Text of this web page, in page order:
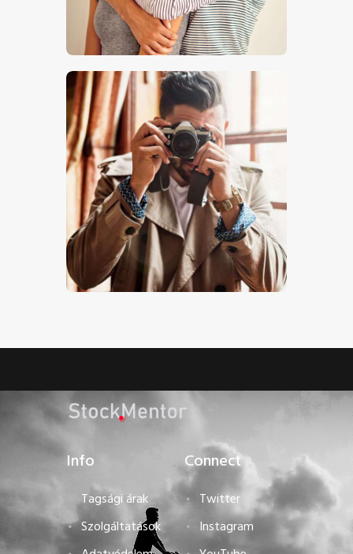
€5 .00 €0.00
Férfi Kamerával – Stock Image
00
Info
Tagsági árak
Szolgáltatások
Connect
Twitter
Instagram